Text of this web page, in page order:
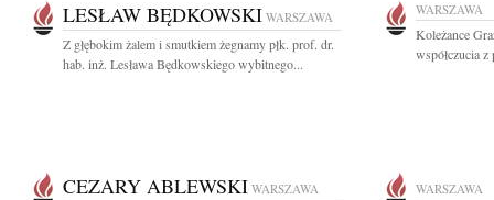
LESŁAW BĘDKOWSKI WARSZAWA
Z głębokim żalem i smutkiem żegnamy płk. prof. dr.
hab. inż. Lesława Będkowskiego wybitnego...
WARSZAWA
Koleżance
współczucia
CEZARY ABLEWSKI WARSZAWA WARSZAWA